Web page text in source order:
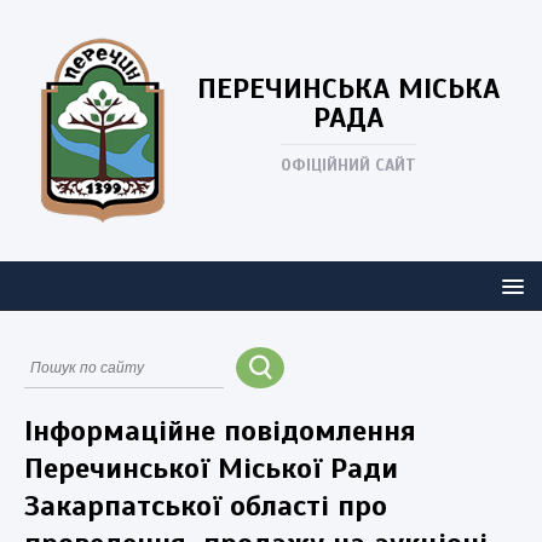
ПЕРЕЧИНСЬКА МІСЬКА
РАДА
ОФІЦІЙНИЙ САЙТ
Інформаційне повідомлення
Перечинської Міської Ради
Закарпатської області про